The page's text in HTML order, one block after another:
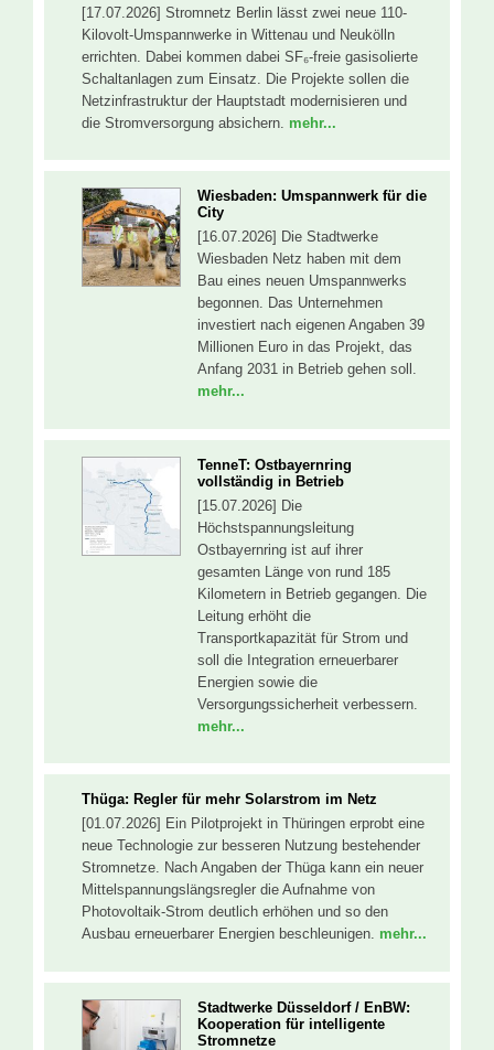
[17.07.2026] Stromnetz Berlin lässt zwei neue 110-
Kilovolt-Umspannwerke in Wittenau und Neukölln
errichten. Dabei kommen dabei SF₆-freie gasisolierte
Schaltanlagen zum Einsatz. Die Projekte sollen die
Netzinfrastruktur der Hauptstadt modernisieren und
die Stromversorgung absichern. mehr...
Wiesbaden: Umspannwerk für die
City
[16.07.2026] Die Stadtwerke
Wiesbaden Netz haben mit dem
Bau eines neuen Umspannwerks
begonnen. Das Unternehmen
investiert nach eigenen Angaben 39
Millionen Euro in das Projekt, das
Anfang 2031 in Betrieb gehen soll.
mehr...
TenneT: Ostbayernring
vollständig in Betrieb
[15.07.2026] Die
Höchstspannungsleitung
Ostbayernring ist auf ihrer
gesamten Länge von rund 185
Kilometern in Betrieb gegangen. Die
Leitung erhöht die
Transportkapazität für Strom und
soll die Integration erneuerbarer
Energien sowie die
Versorgungssicherheit verbessern.
mehr...
Thüga: Regler für mehr Solarstrom im Netz
[01.07.2026] Ein Pilotprojekt in Thüringen erprobt eine
neue Technologie zur besseren Nutzung bestehender
Stromnetze. Nach Angaben der Thüga kann ein neuer
Mittelspannungslängsregler die Aufnahme von
Photovoltaik-Strom deutlich erhöhen und so den
Ausbau erneuerbarer Energien beschleunigen. mehr...
Stadtwerke Düsseldorf / EnBW:
Kooperation für intelligente
Stromnetze